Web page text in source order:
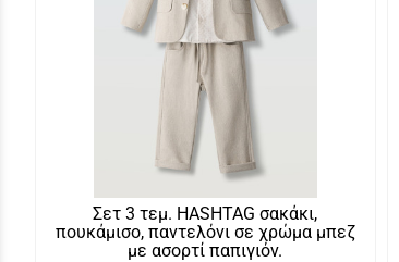
Σετ 3 τεμ. HASHTAG σακάκι,
πουκάμισο, παντελόνι σε χρώμα μπεζ
με ασορτί παπιγιόν.